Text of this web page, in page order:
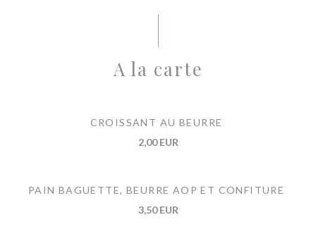
A la carte
CROISSANT AU BEURRE
2,00 EUR
PAIN BAGUETTE, BEURRE AOP ET CONFITURE
3,50 EUR